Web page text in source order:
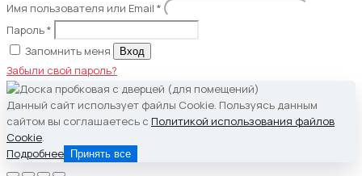
Имя пользователя или Email *
Пароль*
Запомнить меня
Вход
Забыли свой пароль?
Данный сайт использует файлы Cookie. Пользуясь данным
сайтом вы соглашаетесь с Политикой использования файлов
Cookie.
Подробнее
Принять все